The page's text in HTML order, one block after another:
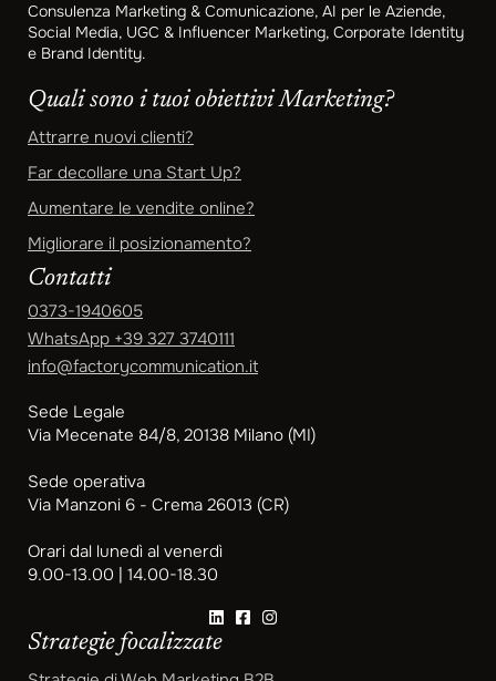
Consulenza Marketing & Comunicazione, AI per le Aziende,
Social Media, UGC & Influencer Marketing, Corporate Identity
e Brand Identity.
Quali sono i tuoi obiettivi Marketing?
Attrarre nuovi clienti?
Far decollare una Start Up?
Aumentare le vendite online?
Migliorare il posizionamento?
Contatti
0373-1940605
WhatsApp +39 327 3740111
info@factorycommunication.it
Sede Legale
Via Mecenate 84/8, 20138 Milano (MI)
Sede operativa
Via Manzoni 6 - Crema 26013 (CR)
Orari dal lunedì al venerdì
9.00-13.00 | 14.00-18.30
Strategie focalizzate